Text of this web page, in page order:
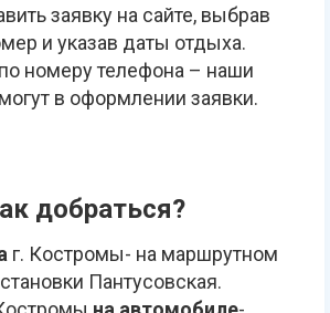
заявку на сайте, выбрав
и указав даты отдыха.
номеру телефона – наши
в оформлении заявки.
добраться?
г. Костромы- на маршрутном
Пантусовская.